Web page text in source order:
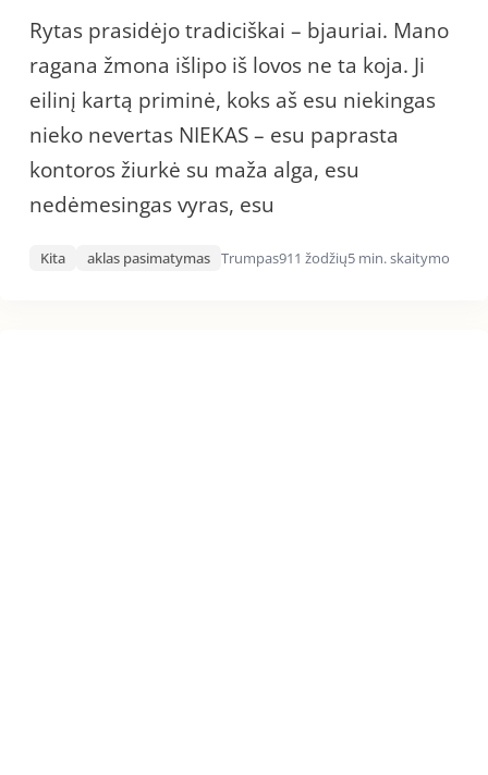
Rytas prasidėjo tradiciškai – bjauriai. Mano
ragana žmona išlipo iš lovos ne ta koja. Ji
eilinį kartą priminė, koks aš esu niekingas
nieko nevertas NIEKAS – esu paprasta
kontoros žiurkė su maža alga, esu
nedėmesingas vyras, esu
Kita aklas pasimatymas Trumpas911 žodžių5 min. skaitymo